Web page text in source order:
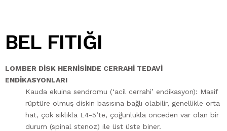
ANA SAYFA
HAKKIMDA
HIZMETLERIMIZ
ALGOLOJI
BEL FITIĞI
BEYIN TÜMÖRÜ
BOYUN FITIĞI
العربية
BEL FITIĞI
LOMBER DİSK HERNİSİNDE CERRAHİ TEDAVİ
ENDİKASYONLARI
Kauda ekuina sendromu (‘acil cerrahi’ endikasyon): Masif
rüptüre olmuş diskin basısına bağlı olabilir, genellikle orta
hat, çok sıklıkla L4-5’te, çoğunlukla önceden var olan bir
durum (spinal stenoz) ile üst üste biner.